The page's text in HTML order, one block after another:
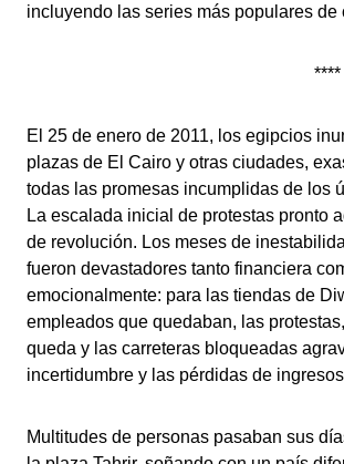
incluyendo las series más populares de
El 25 de enero de 2011, los egipcios
plazas de El Cairo y otras ciudades,
todas las promesas incumplidas de los
La escalada inicial de protestas pronto
de revolución. Los meses de
fueron devastadores tanto financiera
emocionalmente: para las tiendas de
empleados que quedaban, las
queda y las carreteras bloqueadas
incertidumbre y las pérdidas de
Multitudes de personas pasaban sus